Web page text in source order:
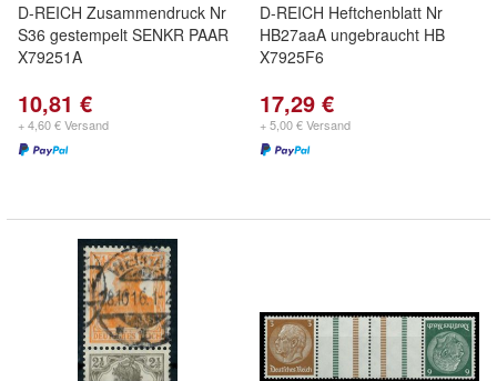
D-REICH Zusammendruck Nr
S36 gestempelt SENKR PAAR
X79251A
10,81 €
+ 4,60 € Versand
D-REICH Heftchenblatt Nr
HB27aaA ungebraucht HB
X7925F6
17,29 €
+ 5,00 € Versand